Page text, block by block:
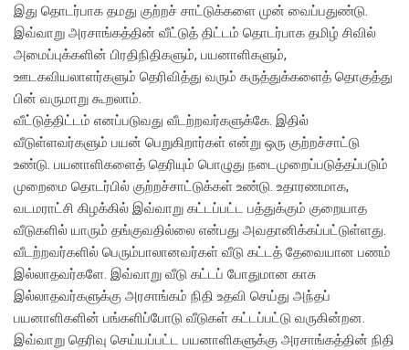
இது தொடர்பாக தமது குற்றச் சாட்டுக்களை முன் வைப்பதுண்டு.
இவ்வாறு அரசாங்கத்தின் வீட்டுத் திட்டம் தொடர்பாக தமிழ் சிவில்
அமைப்புக்களின் பிரதிநிதிகளும், பயனாளிகளும்,
ஊடகவியலாளர்களும் தெரிவித்து வரும் கருத்துக்களைத் தொகுத்து
பின் வருமாறு கூறலாம்.
வீட்டுத்திட்டம் எனப்படுவது வீடற்றவர்களுக்கே. இதில்
வீடுள்ளவர்களும் பயன் பெறுகிறார்கள் என்று ஒரு குற்றச்சாட்டு
உண்டு. பயனாளிகளைத் தெரியும் பொழுது நடைமுறைப்படுத்தப்படும்
முறைமை தொடர்பில் குற்றச்சாட்டுக்கள் உண்டு. உதாரணமாக,
வடமராட்சி கிழக்கில் இவ்வாறு கட்டப்பட்ட பத்துக்கும் குறையாத
வீடுகளில் யாரும் தங்குவதில்லை என்பது அவதானிக்கப்பட்டுள்ளது.
வீடற்றவர்களில் பெரும்பாலானவர்கள் வீடு கட்டத் தேவையான பணம்
இல்லாதவர்களே. இவ்வாறு வீடு கட்டப் போதுமான காசு
இல்லாதவர்களுக்கு அரசாங்கம் நிதி உதவி செய்து அந்தப்
பயனாளிகளின் பங்களிப்போடு வீடுகள் கட்டப்பட்டு வருகின்றன.
இவ்வாறு தெரிவு செய்யப்பட்ட பயனாளிகளுக்கு அரசாங்கத்தின் நிதி